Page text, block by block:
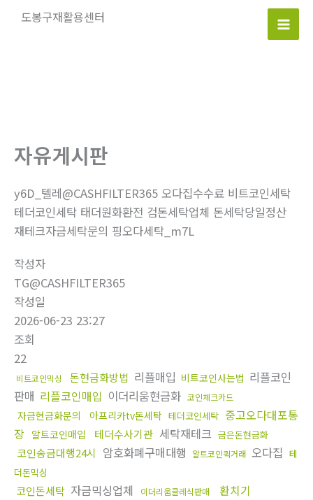
도봉구재활용센터
Main
자유게시판
y6D_텔레@CASHFILTER365 오다집수수료 비트코인세탁
테더코인세탁 태더원화환전 검돈세탁업체 돈세탁당일정산
재테크자금세탁문의 핑오다세탁_m7L
작성자
TG@CASHFILTER365
작성일
2026-06-23 23:27
조회
22
비트코인믹싱 돈현금화방법 리플매입 비트코인사는법 리플코인
판매 리플코인매입 이더리움현금화 코인체크카드
자금현금화문의 아프리카tv돈세탁 테더코인세탁 중고오다대포통
장 알트코인매입 테더수사기관 세탁재테크 금은돈현금화
코인송금대행24시 암호화폐구매대행 알트코인퀵거래 오다집 테
더돈믹싱
코인돈세탁 자금믹싱업체 이더리움클레식판매 환치기